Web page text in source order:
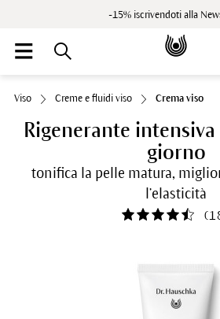
-15% iscrivendoti alla
Viso Creme e fluidi viso Crema viso
Rigenerante intensiva
giorno
tonifica la pelle matura,
l’elasticità
(